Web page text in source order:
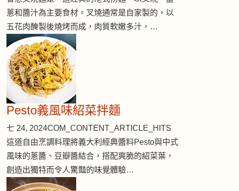
蔥和醬汁為主要食材。叉燒通常是自家製的，以
五花肉醃製後燒烤而成，肉質軟嫩多汁，…
Pesto義風味紹菜拌麵
七 24, 2024COM_CONTENT_ARTICLE_HITS
這道自由烹調料理將義大利經典醬料Pesto與中式
風味的蔥醬、豆瓣醬結合，搭配爽脆的紹菜葉，
創造出獨特而令人驚豔的味覺體驗…